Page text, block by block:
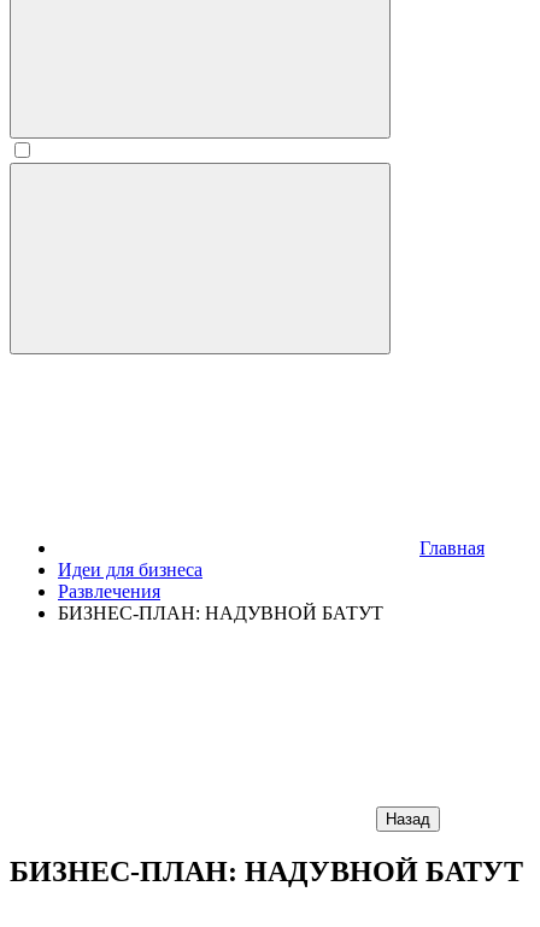
Главная
Идеи для бизнеса
Развлечения
БИЗНЕС-ПЛАН: НАДУВНОЙ БАТУТ
Назад
БИЗНЕС-ПЛАН: НАДУВНОЙ БАТУТ